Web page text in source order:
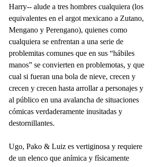
Harry-- alude a tres hombres cualquiera (los
equivalentes en el argot mexicano a Zutano,
Mengano y Perengano), quienes como
cualquiera se enfrentan a una serie de
problemitas comunes que en sus “hábiles
manos” se convierten en problemotas, y que
cual si fueran una bola de nieve, crecen y
crecen y crecen hasta arrollar a personajes y
al público en una avalancha de situaciones
cómicas verdaderamente inusitadas y
destornillantes.
Ugo, Pako & Luiz es vertiginosa y requiere
de un elenco que anímica y físicamente